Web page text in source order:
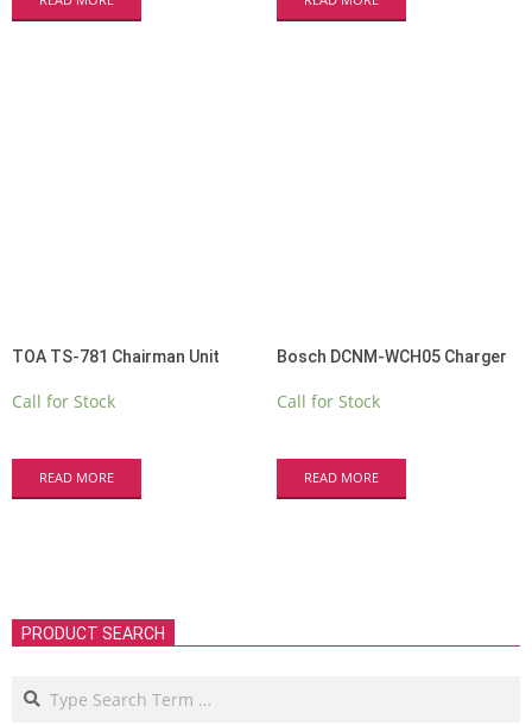
TOA TS-781 Chairman Unit
Call for Stock
READ MORE
Bosch DCNM-WCH05 Charger
Call for Stock
READ MORE
PRODUCT SEARCH
Search